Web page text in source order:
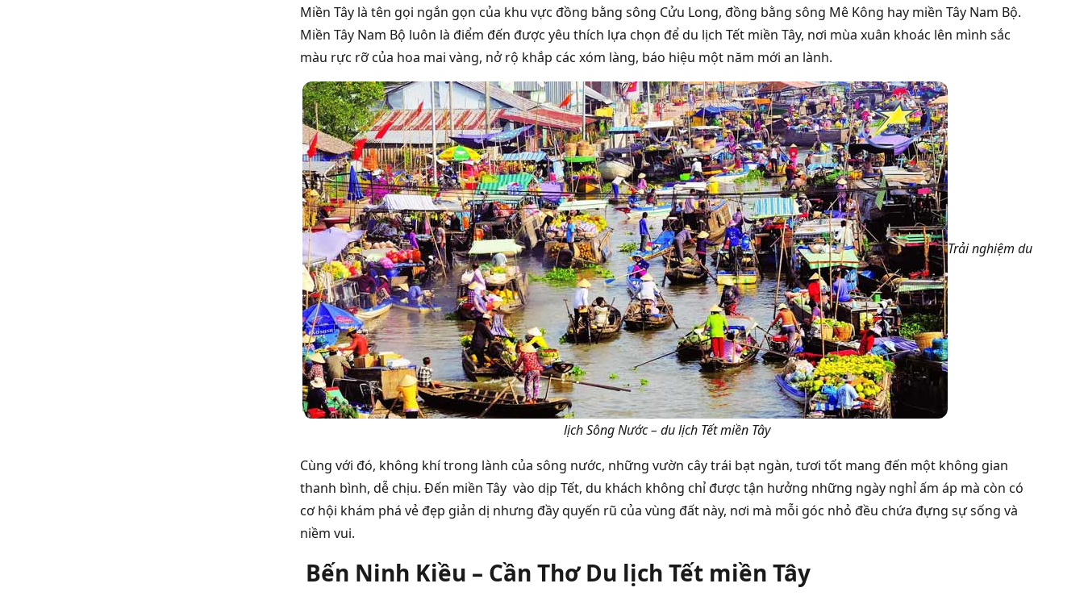
Miền Tây là tên gọi ngắn gọn của khu vực đồng bằng sông Cửu Long, đồng bằng sông Mê Kông hay miền Tây Nam Bộ.
Miền Tây Nam Bộ luôn là điểm đến được yêu thích lựa chọn để du lịch Tết miền Tây, nơi mùa xuân khoác lên mình sắc
màu rực rỡ của hoa mai vàng, nở rộ khắp các xóm làng, báo hiệu một năm mới an lành.
Trải nghiệm du
lịch Sông Nước – du lịch Tết miền Tây
Cùng với đó, không khí trong lành của sông nước, những vườn cây trái bạt ngàn, tươi tốt mang đến một không gian
thanh bình, dễ chịu. Đến miền Tây vào dịp Tết, du khách không chỉ được tận hưởng những ngày nghỉ ấm áp mà còn có
cơ hội khám phá vẻ đẹp giản dị nhưng đầy quyến rũ của vùng đất này, nơi mà mỗi góc nhỏ đều chứa đựng sự sống và
niềm vui.
Bến Ninh Kiều – Cần Thơ Du lịch Tết miền Tây